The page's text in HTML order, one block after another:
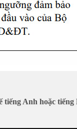
Anh hoặc tiếng